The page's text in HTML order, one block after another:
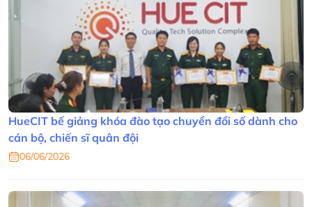
HueCIT bế giảng khóa đào tạo chuyển đổi số dành cho
cán bộ, chiến sĩ quân đội
06/06/2026